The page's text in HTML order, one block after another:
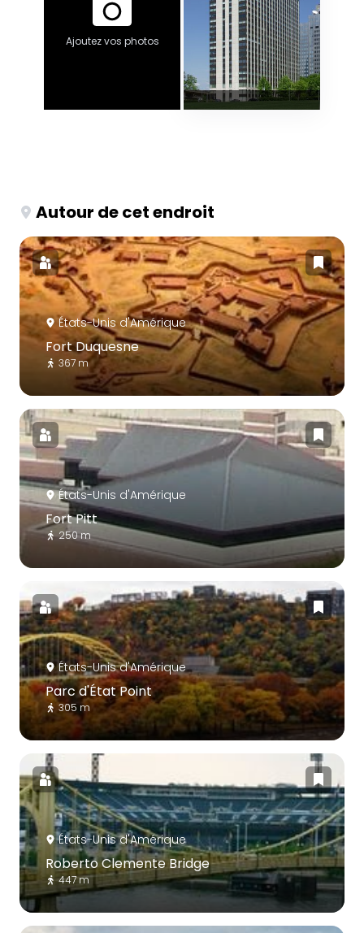
Ajoutez vos photos
Autour de cet endroit
États-Unis d'Amérique
Fort Duquesne
367 m
États-Unis d'Amérique
Fort Pitt
250 m
États-Unis d'Amérique
Parc d'État Point
305 m
États-Unis d'Amérique
Roberto Clemente Bridge
447 m